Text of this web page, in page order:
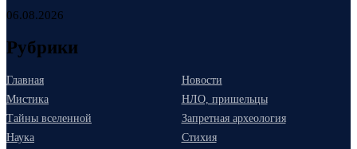
06.08.2026
Рубрики
Главная
Новости
Мистика
НЛО, пришельцы
Тайны вселенной
Запретная археология
Наука
Стихия